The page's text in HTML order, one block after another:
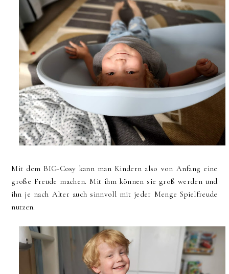
Mit dem BIG-Cosy kann man Kindern also von Anfang eine
große Freude machen. Mit ihm können sie groß werden und
ihn je nach Alter auch sinnvoll mit jeder Menge Spielfreude
nutzen.